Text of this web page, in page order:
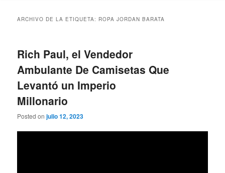
ARCHIVO DE LA ETIQUETA: ROPA JORDAN BARATA
Rich Paul, el Vendedor
Ambulante De Camisetas Que
Levantó un Imperio
Millonario
Posted onjulio 12, 2023